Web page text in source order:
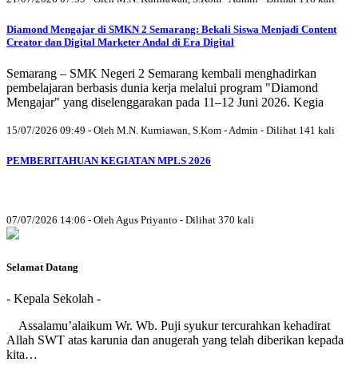
Diamond Mengajar di SMKN 2 Semarang: Bekali Siswa Menjadi Content
Creator dan Digital Marketer Andal di Era Digital
Semarang – SMK Negeri 2 Semarang kembali menghadirkan
pembelajaran berbasis dunia kerja melalui program "Diamond
Mengajar" yang diselenggarakan pada 11–12 Juni 2026. Kegia
15/07/2026 09:49 - Oleh M.N. Kurniawan, S.Kom - Admin - Dilihat 141 kali
PEMBERITAHUAN KEGIATAN MPLS 2026
07/07/2026 14:06 - Oleh Agus Priyanto - Dilihat 370 kali
Selamat Datang
- Kepala Sekolah -
Assalamu’alaikum Wr. Wb. Puji syukur tercurahkan kehadirat
Allah SWT atas karunia dan anugerah yang telah diberikan kepada
kita…